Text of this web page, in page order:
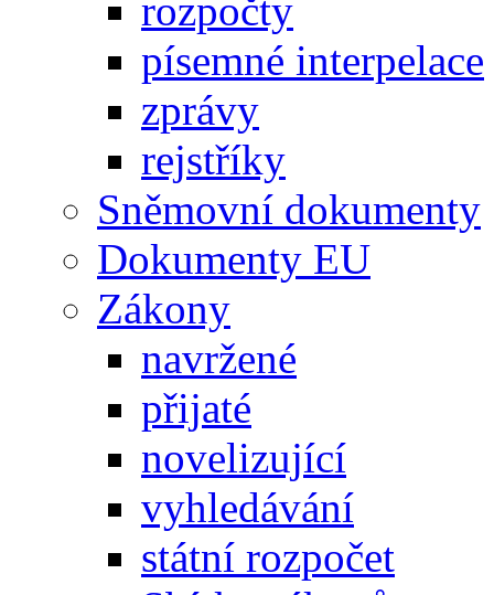
rozpočty
písemné interpelace
zprávy
rejstříky
Sněmovní dokumenty
Dokumenty EU
Zákony
navržené
přijaté
novelizující
vyhledávání
státní rozpočet